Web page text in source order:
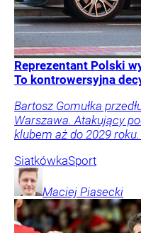
Reprezentant Polski
To kontrowersyjna
Bartosz Gomułka
Warszawa. Atakujący
klubem aż do 2029
SiatkówkaSport
Maciej Piasecki